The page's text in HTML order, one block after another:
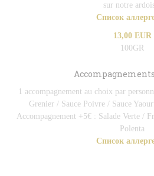
sur notre
Список
13,00 EUR
100GR
Accompagnements
1 accompagnement au choix par
Grenier / Sauce Poivre / Sauce
Accompagnement +5€ : Salade Verte /
Polenta
Список